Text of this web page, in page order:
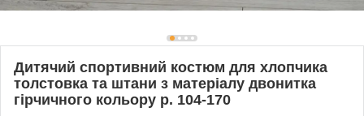
Дитячий спортивний костюм для хлопчика
толстовка та штани з матеріалу двонитка
гірчичного кольору р. 104-170